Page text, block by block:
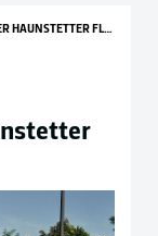
MÜLLSAMMELN AUF DER HAUNSTETTER FLUGPLATZHEIDE